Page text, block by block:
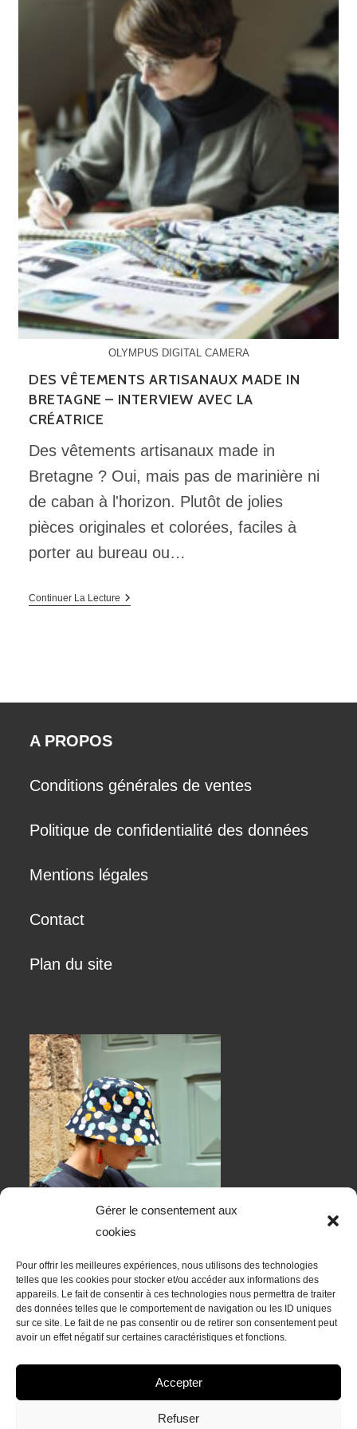
Gérer le consentement aux
cookies
Pour offrir les meilleures expériences, nous utilisons des technologies
telles que les cookies pour stocker et/ou accéder aux informations des
appareils. Le fait de consentir à ces technologies nous permettra de traiter
des données telles que le comportement de navigation ou les ID uniques
sur ce site. Le fait de ne pas consentir ou de retirer son consentement peut
avoir un effet négatif sur certaines caractéristiques et fonctions.
Accepter
Refuser
OLYMPUS DIGITAL CAMERA
DES VÊTEMENTS ARTISANAUX MADE IN
BRETAGNE – INTERVIEW AVEC LA
CRÉATRICE
Des vêtements artisanaux made in
Bretagne ? Oui, mais pas de marinière ni
de caban à l'horizon. Plutôt de jolies
pièces originales et colorées, faciles à
porter au bureau ou…
Continuer La LectureDes
Avec
A PROPOS
Conditions générales de ventes
Politique de confidentialité des données
Mentions légales
Contact
Plan du site
RESTONS EN CONTACT